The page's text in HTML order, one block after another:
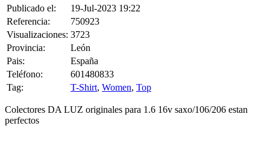
Referencia:
750923
Visualizaciones:
3723
Provincia:
León
Pais:
España
Teléfono:
601480833
Tag:
T-Shirt,Women
Colectores DA LUZ originales para 1.6 16v saxo/106/206 estan
perfectos